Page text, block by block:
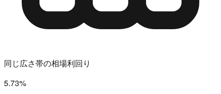
同じ広さ帯の相場利回り
5.73%